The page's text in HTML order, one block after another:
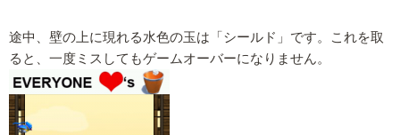
途中、壁の上に現れる水色の玉は「シールド」です。これを取
ると、一度ミスしてもゲームオーバーになりません。